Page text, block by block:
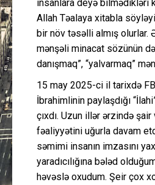
insanlara deyə bilmədikləri
Allah Təalaya xitabla
bir növ təsəlli almış olurlar.
mənşəli minacat sözünün
danışmaq”, “yalvarmaq”
15 may 2025-ci il tarixdə
İbrahimlinin paylaşdığı
çıxdı. Uzun illər ərzində
fəaliyyətini uğurla davam
səmimi insanın imzasını
yaradıcılığına bələd
həvəslə oxudum. Şeir çox